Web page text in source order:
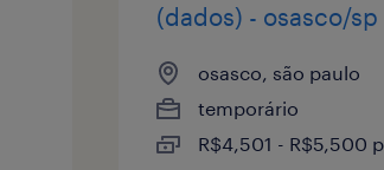
(dados) - osasco/sp
osasco, são paulo
temporário
R$4,501 - R$5,500